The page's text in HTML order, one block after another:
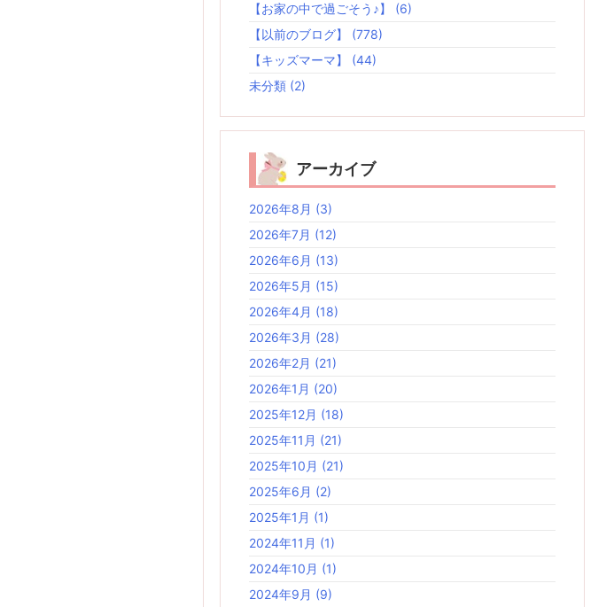
【お家の中で過ごそう♪】 (6)
【以前のブログ】 (778)
【キッズマーマ】 (44)
未分類 (2)
アーカイブ
2026年8月 (3)
2026年7月 (12)
2026年6月 (13)
2026年5月 (15)
2026年4月 (18)
2026年3月 (28)
2026年2月 (21)
2026年1月 (20)
2025年12月 (18)
2025年11月 (21)
2025年10月 (21)
2025年6月 (2)
2025年1月 (1)
2024年11月 (1)
2024年10月 (1)
2024年9月 (9)